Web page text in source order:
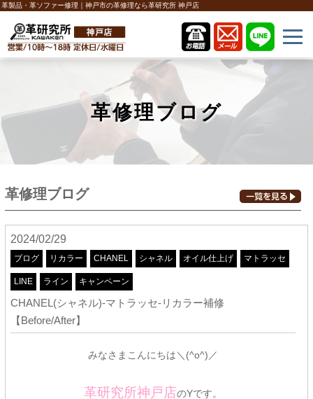
革製品・革ソファー修理｜神戸市の革修理なら革研究所 神戸店
革修理ブログ
革修理ブログ
2024/02/29
ブログ リカラー CHANEL シャネル オイル仕上げ マトラッセ
LINE ライン キャンペーン
CHANEL(シャネル)-マトラッセ-リカラー補修
【Before/After】
みなさまこんにちは＼(^o^)／
革研究所神戸店のYです。